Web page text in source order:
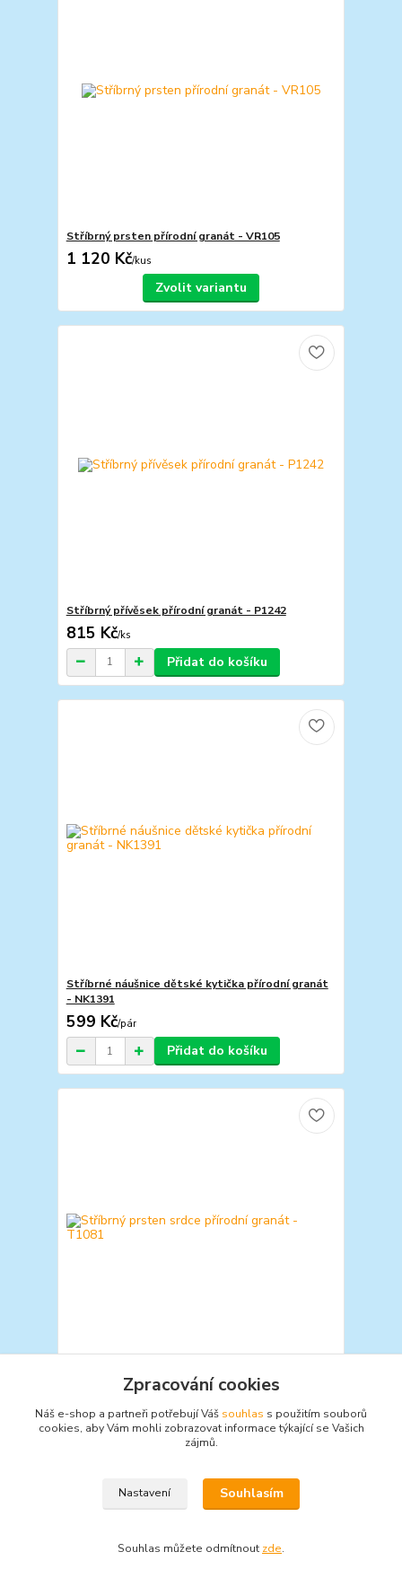
Stříbrný prsten přírodní granát - VR105
1 120 Kč/kus
Zvolit variantu
Stříbrný přívěsek přírodní granát - P1242
815 Kč/ks
Přidat do košíku
Stříbrné náušnice dětské kytička přírodní granát
- NK1391
599 Kč/pár
Přidat do košíku
Stříbrný prsten srdce přírodní granát - T1081
Zvolit variantu
Zpracování cookies
Náš e-shop a partneři potřebují Váš souhlas s použitím souborů
cookies, aby Vám mohli zobrazovat informace týkající se Vašich
zájmů.
Nastavení Souhlasím
Souhlas můžete odmítnout zde.